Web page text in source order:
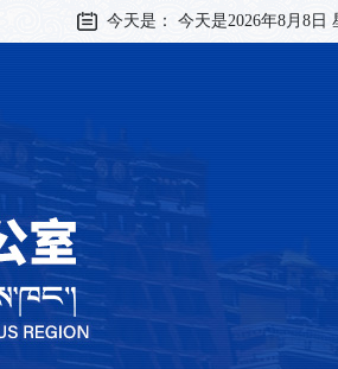
今天是： 今天是2026年8月8日